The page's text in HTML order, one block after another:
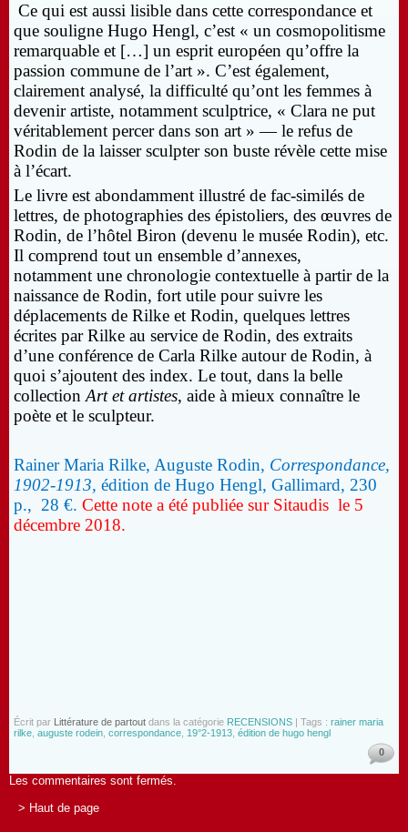
Ce qui est aussi lisible dans cette correspondance et
que souligne Hugo Hengl, c’est « un cosmopolitisme
remarquable et […] un esprit européen qu’offre la
passion commune de l’art ». C’est également,
clairement analysé, la difficulté qu’ont les femmes à
devenir artiste, notamment sculptrice, « Clara ne put
véritablement percer dans son art » — le refus de
Rodin de la laisser sculpter son buste révèle cette mise
à l’écart.
Le livre est abondamment illustré de fac-similés de
lettres, de photographies des épistoliers, des œuvres de
Rodin, de l’hôtel Biron (devenu le musée Rodin), etc.
Il comprend tout un ensemble d’annexes,
notamment une chronologie contextuelle à partir de la
naissance de Rodin, fort utile pour suivre les
déplacements de Rilke et Rodin, quelques lettres
écrites par Rilke au service de Rodin, des extraits
d’une conférence de Carla Rilke autour de Rodin, à
quoi s’ajoutent des index. Le tout, dans la belle
collection Art et artistes, aide à mieux connaître le
poète et le sculpteur.
Rainer Maria Rilke, Auguste Rodin, Correspondance,
1902-1913, édition de Hugo Hengl, Gallimard, 230
p., 28 €. Cette note a été publiée sur Sitaudis le 5
décembre 2018.
Écrit par Littérature de partout dans la catégorie RECENSIONS | Tags : rainer maria
rilke auguste rodein correspondance 19°2-1913 édition de hugo hengl
0
Les commentaires sont fermés.
> Haut de page